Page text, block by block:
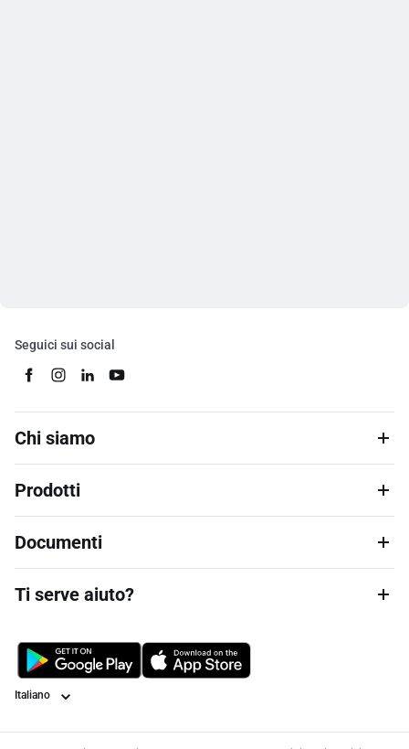
Seguici sui social
Chi siamo
Prodotti
Documenti
Ti serve aiuto?
Lingua